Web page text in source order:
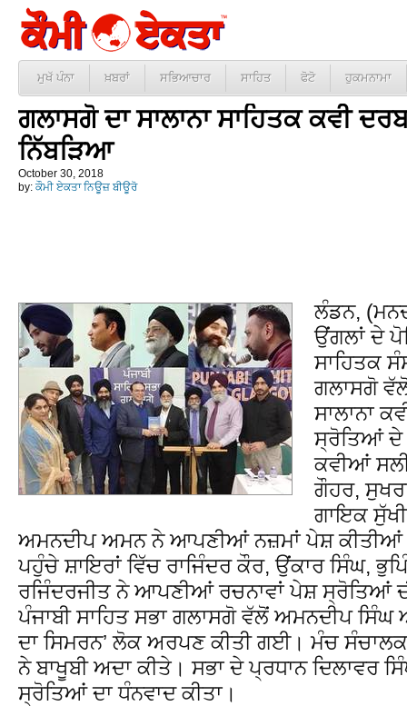
ਮੁਖੱ ਪੰਨਾ ਖ਼ਬਰਾਂ ਸਭਿਆਚਾਰ ਸਾਹਿਤ ਫੋਟੋ ਹੁਕਮਨਾਮਾ
ਗਲਾਸਗੋ ਦਾ ਸਾਲਾਨਾ ਸਾਹਿਤਕ ਕਵੀ
ਨਿੱਬੜਿਆ
October 30, 2018
by: ਕੌਮੀ ਏਕਤਾ ਨਿਊਜ਼ ਬੀਊਰੋ
ਲੰਡਨ,
ਉਂਗਲਾਂ ਦੇ
ਸਾਹਿਤਕ
ਗਲਾਸਗੋ
ਸਾਲਾਨਾ
ਸ੍ਰੋਤਿਆਂ
ਕਵੀਆਂ
ਗੌਹਰ,
ਗਾਇਕ
ਅਮਨਦੀਪ ਅਮਨ ਨੇ ਆਪਣੀਆਂ ਨਜ਼ਮਾਂ ਪੇਸ਼
ਪਹੁੰਚੇ ਸ਼ਾਇਰਾਂ ਵਿੱਚ ਰਾਜਿੰਦਰ ਕੌਰ, ਉਂਕਾਰ ਸਿੰਘ,
ਰਜਿੰਦਰਜੀਤ ਨੇ ਆਪਣੀਆਂ ਰਚਨਾਵਾਂ ਪੇਸ਼ ਸ੍ਰੋਤਿਆਂ
ਪੰਜਾਬੀ ਸਾਹਿਤ ਸਭਾ ਗਲਾਸਗੋ ਵੱਲੋਂ ਅਮਨਦੀਪ
ਦਾ ਸਿਮਰਨ’ ਲੋਕ ਅਰਪਣ ਕੀਤੀ ਗਈ। ਮੰਚ
ਨੇ ਬਾਖੂਬੀ ਅਦਾ ਕੀਤੇ। ਸਭਾ ਦੇ ਪ੍ਰਧਾਨ
ਸ੍ਰੋਤਿਆਂ ਦਾ ਧੰਨਵਾਦ ਕੀਤਾ।